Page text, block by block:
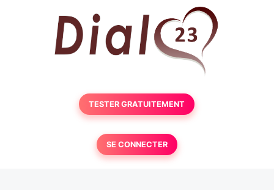
TESTER GRATUITEMENT
SE CONNECTER